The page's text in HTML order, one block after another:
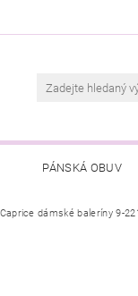
PÁNSKÁ OBUV
OBCHODNÍ
Caprice dámské baleríny 9-